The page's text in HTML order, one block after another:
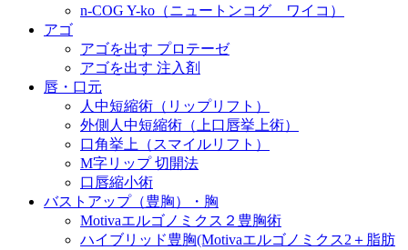
n-COG Y-ko（ニュートンコグ ワイコ）
アゴ
アゴを出す プロテーゼ
アゴを出す 注入剤
唇・口元
人中短縮術（リップリフト）
外側人中短縮術（上口唇挙上術）
口角挙上（スマイルリフト）
M字リップ 切開法
口唇縮小術
バストアップ（豊胸）・胸
Motivaエルゴノミクス２豊胸術
ハイブリッド豊胸(Motivaエルゴノミクス2＋脂肪